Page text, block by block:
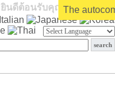
ยินดีต้อนรับคุณบุคคลทั่วไป
The